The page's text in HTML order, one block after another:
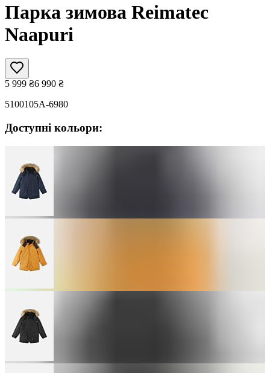
Парка зимова Reimatec
Naapuri
5 999 ₴6 990 ₴
5100105A-6980
Доступні кольори: